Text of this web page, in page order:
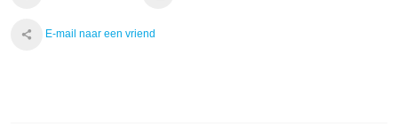
E-mail naar een vriend